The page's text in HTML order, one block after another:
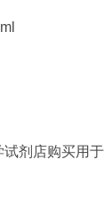
剂店购买用